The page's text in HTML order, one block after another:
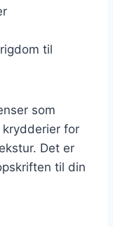
til
som
for
Det er
til din